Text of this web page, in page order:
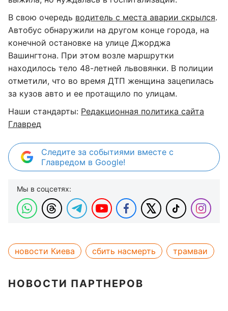
В свою очередь водитель с места аварии скрылся.
Автобус обнаружили на другом конце города, на
конечной остановке на улице Джорджа
Вашингтона. При этом возле маршрутки
находилось тело 48-летней львовянки. В полиции
отметили, что во время ДТП женщина зацепилась
за кузов авто и ее протащило по улицам.
Наши стандарты: Редакционная политика сайта
Главред
Следите за событиями вместе с
Главредом в Google!
Мы в соцсетях:
новости Киева сбить насмерть трамваи
НОВОСТИ ПАРТНЕРОВ